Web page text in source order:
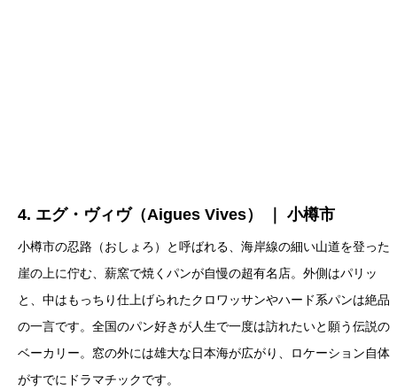
4. エグ・ヴィヴ（Aigues Vives） ｜ 小樽市
小樽市の忍路（おしょろ）と呼ばれる、海岸線の細い山道を登った
崖の上に佇む、薪窯で焼くパンが自慢の超有名店。外側はパリッ
と、中はもっちり仕上げられたクロワッサンやハード系パンは絶品
の一言です。全国のパン好きが人生で一度は訪れたいと願う伝説の
ベーカリー。窓の外には雄大な日本海が広がり、ロケーション自体
がすでにドラマチックです。